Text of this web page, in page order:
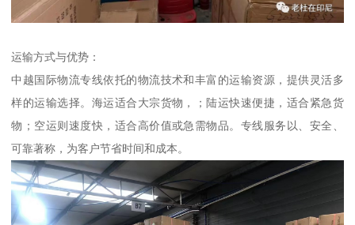
运输方式与优势：
中越国际物流专线依托的物流技术和丰富的运输资源，提供灵活多
样的运输选择。海运适合大宗货物，；陆运快速便捷，适合紧急货
物；空运则速度快，适合高价值或急需物品。专线服务以、安全、
可靠著称，为客户节省时间和成本。